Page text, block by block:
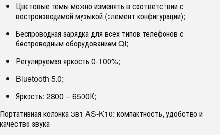
Цветовые темы можно изменять в соответствии с
воспроизводимой музыкой (элемент конфигурации);
Беспроводная зарядка для всех типов телефонов с
беспроводным оборудованием QI;
Регулируемая яркость 0-100%;
Bluetooth 5.0;
Яркость: 2800 – 6500К;
Портативная колонка 3в1 AS-K10: компактность, удобство и
качество звука